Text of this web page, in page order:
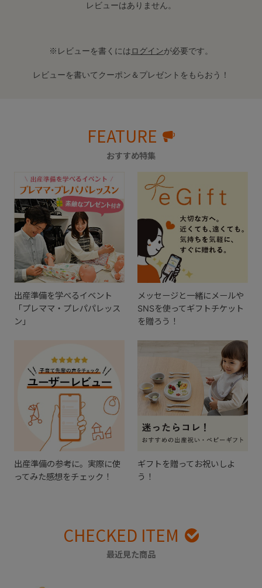
レビューはありません。
※レビューを書くにはログインが必要です。
レビューを書いてクーポン＆プレゼントをもらおう！
FEATURE
おすすめ特集
出産準備を学べるイベント
「プレママ・プレパパレッス
ン」
メッセージと一緒にメールや
SNSを使ってギフトチケット
を贈ろう！
出産準備の参考に。実際に使
ってみた感想をチェック！
ギフトを贈ってお祝いしよ
う！
CHECKED ITEM
最近見た商品